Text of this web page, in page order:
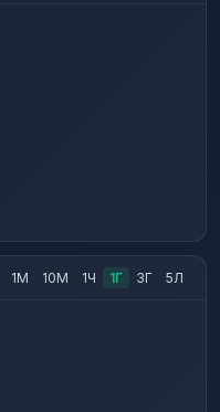
1М 10М 1Ч 1Г 3Г 5Л